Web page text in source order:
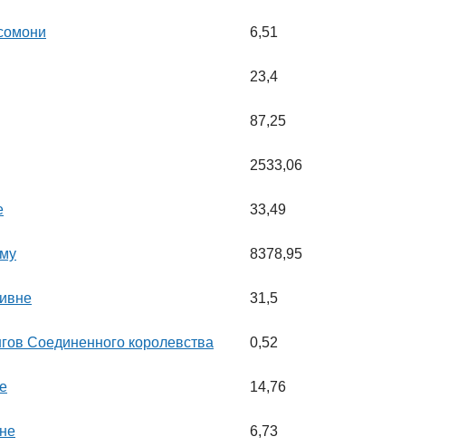
6,51
23,4
87,25
2533,06
33,49
8378,95
31,5
Соединенного королевства 0,52
14,76
6,73